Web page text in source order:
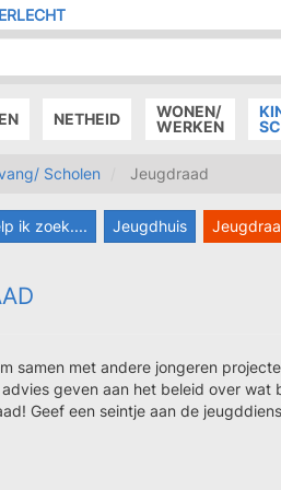
NETHEID
WONEN/
WERKEN
Scholen Jeugdraad
ik zoek.... Jeugdhuis
samen met andere jongeren
geven aan het beleid over wat
Geef een seintje aan de